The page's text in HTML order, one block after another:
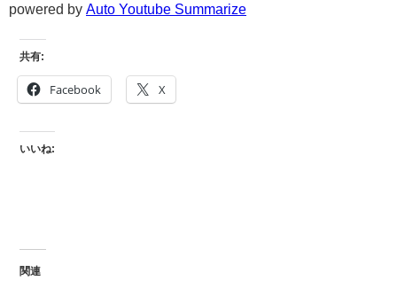
powered by Auto Youtube Summarize
共有:
Facebook X
いいね:
関連